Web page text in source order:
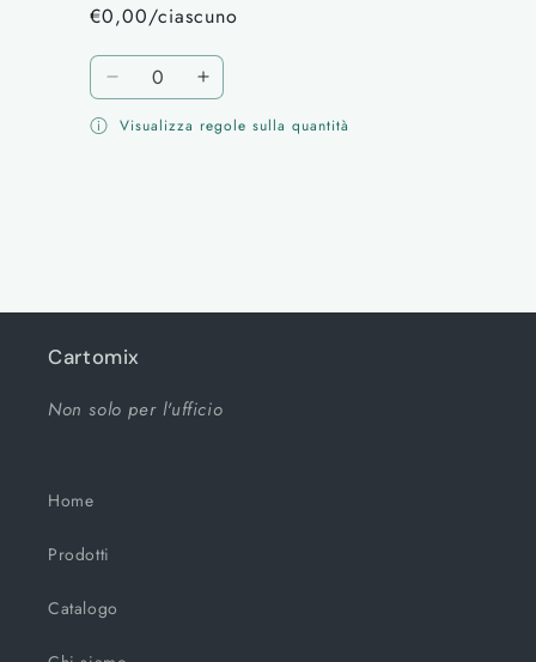
€0,00/ciascuno
Quantità
Diminuisci
per
Aumenta
per
Visualizza regole sulla quantità
Cartomix
Non solo per l'ufficio
Home
Prodotti
Catalogo